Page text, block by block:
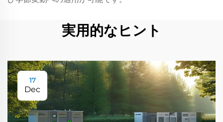
実用的なヒント
17
Dec